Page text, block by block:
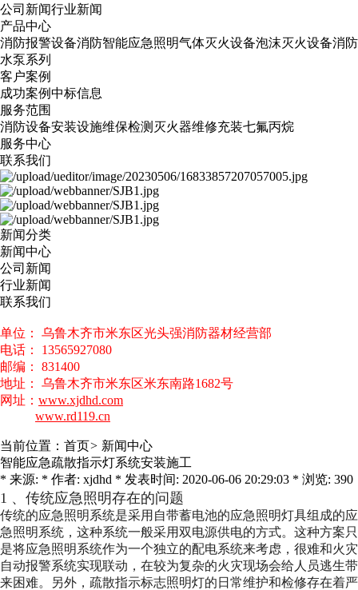
公司新闻行业新闻
产品中心
消防报警设备消防智能应急照明气体灭火设备泡沫灭火设备消防
水泵系列
客户案例
成功案例中标信息
服务范围
消防设备安装设施维保检测 灭火器维修充装七氟丙烷
服务中心
联系我们
新闻分类
新闻中心
公司新闻
行业新闻
联系我们
单位： 乌鲁木齐市米东区光头强消防器材经营部
电话： 13565927080
邮编： 831400
地址： 乌鲁木齐市米东区米东南路1682号
网址： www.xjdhd.com
www.rd119.cn
当前位置： 首页> 新闻中心
智能应急疏散指示灯系统安装施工
* 来源: * 作者: xjdhd * 发表时间: 2020-06-06 20:29:03 * 浏览: 390
1 、传统应急照明存在的问题
传统的应急照明系统是采用自带蓄电池的应急照明灯具组成的应
急照明系统，这种系统一般采用双电源供电的方式。这种方案只
是将应急照明系统作为一个独立的配电系统来考虑，很难和火灾
自动报警系统实现联动，在较为复杂的火灾现场会给人员逃生带
来困难。另外，疏散指示标志照明灯的日常维护和检修存在着严